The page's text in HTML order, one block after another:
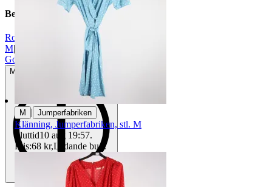
Beskrivning
Rosa
M|
Gott använt skick
Mindre tecken på användning
M | Jumperfabriken
Klänning, Jumperfabriken, stl. M
Sluttid10 aug 19:57.
Pris:68 kr,Ledande bud .